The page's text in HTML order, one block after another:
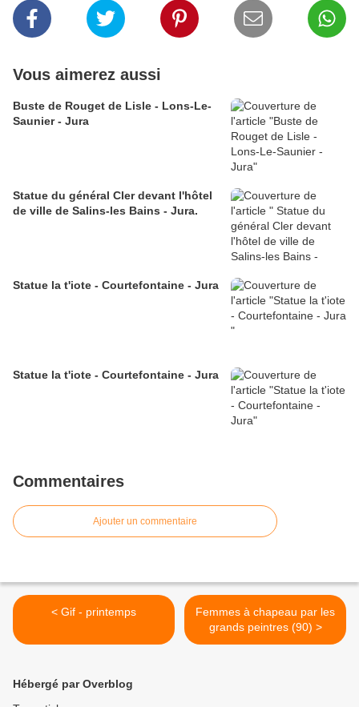
Vous aimerez aussi
Buste de Rouget de Lisle - Lons-Le-
Saunier - Jura
Statue du général Cler devant l'hôtel
de ville de Salins-les Bains - Jura.
Statue la t'iote - Courtefontaine - Jura
Statue la t'iote - Courtefontaine - Jura
Commentaires
Ajouter un commentaire
< Gif - printemps
Femmes à chapeau par les
grands peintres (90) >
Hébergé par Overblog